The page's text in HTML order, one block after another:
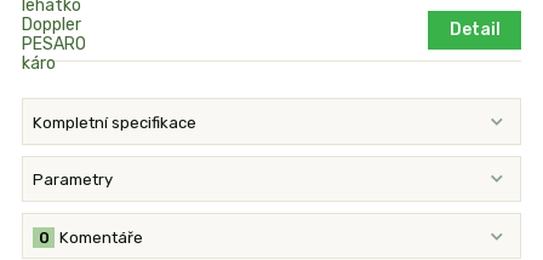
Detail
Kompletní specifikace
Parametry
Komentáře
0